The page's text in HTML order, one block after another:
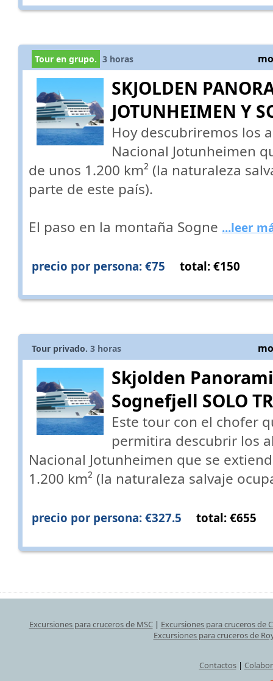
Tour en grupo. 3 horas
SKJOLDEN
JOTUNHEIMEN Y
Hoy descubriremos los
Nacional Jotunheimen
de unos 1.200 km² (la naturaleza
parte de este país).
El paso en la montaña Sogne ...leer
precio por persona: €75 total: €150
Tour privado. 3 horas
Skjolden
Sognefjell SOLO
Este tour con el chofer
permitira descubrir los
Nacional Jotunheimen que se
1.200 km² (la naturaleza salvaje
precio por persona: €327.5 total: €655
Excursiones para cruceros de MSC| Excursiones para cruceros de
Excursiones para cruceros de
Contactos|